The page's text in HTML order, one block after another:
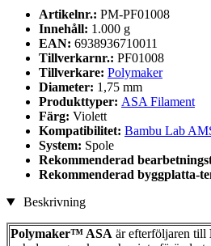
Artikelnr.: PM-PF01008
Innehåll: 1.000 g
EAN: 6938936710011
Tillverkarnr.: PF01008
Tillverkare: Polymaker
Diameter: 1,75 mm
Produkttyper: ASA Filament
Färg: Violett
Kompatibilitet: Bambu Lab
System: Spole
Rekommenderad
Rekommenderad byggplatta-
Beskrivning
Polymaker™ ASA är efterföljaren till